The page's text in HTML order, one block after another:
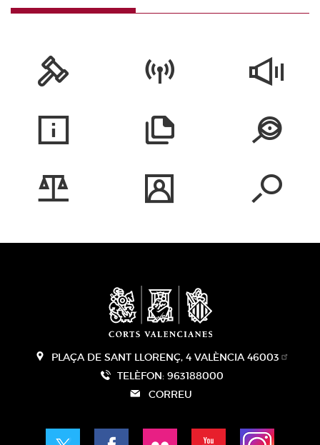
PLAÇA DE SANT LLORENÇ, 4 VALÈNCIA 46003
TELÈFON: 963188000
CORREU